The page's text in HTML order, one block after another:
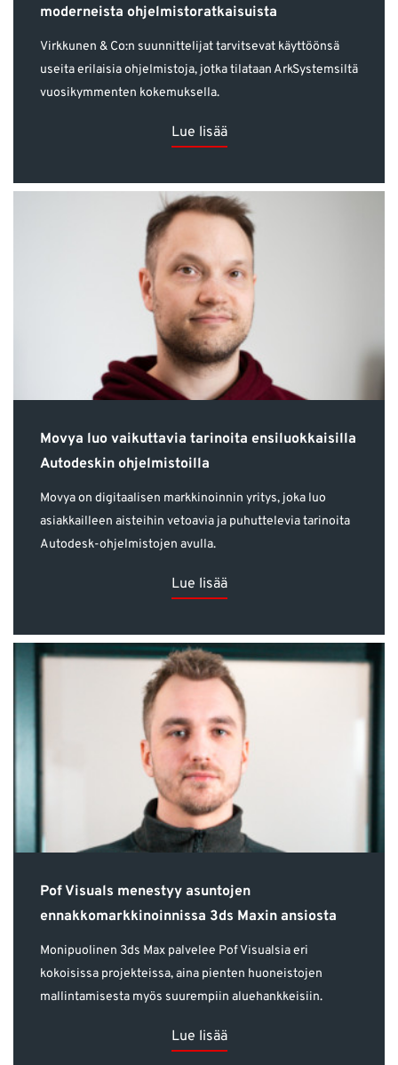
moderneista ohjelmistoratkaisuista
Virkkunen & Co:n suunnittelijat tarvitsevat käyttöönsä
useita erilaisia ohjelmistoja, jotka tilataan ArkSystemsiltä
vuosikymmenten kokemuksella.
Lue lisää
Movya luo vaikuttavia tarinoita ensiluokkaisilla
Autodeskin ohjelmistoilla
Movya on digitaalisen markkinoinnin yritys, joka luo
asiakkailleen aisteihin vetoavia ja puhuttelevia tarinoita
Autodesk-ohjelmistojen avulla.
Lue lisää
Pof Visuals menestyy asuntojen
ennakkomarkkinoinnissa 3ds Maxin ansiosta
Monipuolinen 3ds Max palvelee Pof Visualsia eri
kokoisissa projekteissa, aina pienten huoneistojen
mallintamisesta myös suurempiin aluehankkeisiin.
Lue lisää